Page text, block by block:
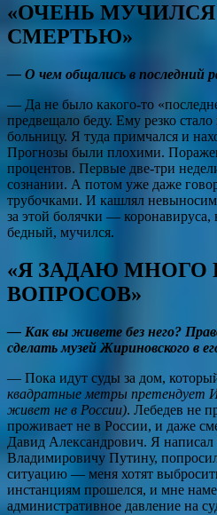
«ОЧЕНЬ МУЧИЛСЯ
СМЕРТЬЮ»
— О чем общались в последний
— Да не было какого-то
предвещало беду. Ему резко
больницу. Я туда примчался и
Прогнозы были плохими.
процентов. Первые две-три
сознании. А потом уже даже
трубочками. И кашлял
за этой болячки —
бедный, мучился.
«Я ЗАДАЮ
ВОПРОСОВ»
— Как вы живете без него?
сделать музей Жириновского в
— Пока идут суды за дом,
квадратные метры претендует
живет не в России). Лебедев не
проживает не в России, и даже
Давид Александрович. Я
Владимировичу Путину,
ситуацию — меня хотят
инстанциям прошелся, и мне
административное давление на